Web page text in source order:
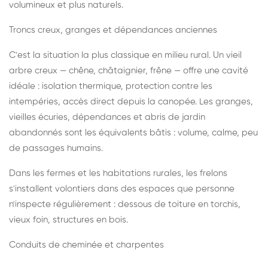
volumineux et plus naturels.
Troncs creux, granges et dépendances anciennes
C'est la situation la plus classique en milieu rural. Un vieil
arbre creux — chêne, châtaignier, frêne — offre une cavité
idéale : isolation thermique, protection contre les
intempéries, accès direct depuis la canopée. Les granges,
vieilles écuries, dépendances et abris de jardin
abandonnés sont les équivalents bâtis : volume, calme, peu
de passages humains.
Dans les fermes et les habitations rurales, les frelons
s'installent volontiers dans des espaces que personne
n'inspecte régulièrement : dessous de toiture en torchis,
vieux foin, structures en bois.
Conduits de cheminée et charpentes